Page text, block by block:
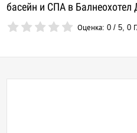
басейн и СПА в
Оценка:0 /5,0